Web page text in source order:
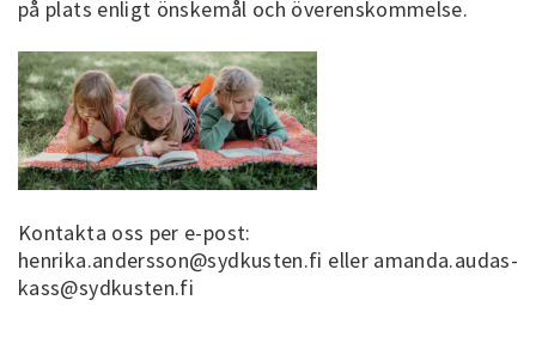
på plats enligt önskemål och överenskommelse.
Kontakta oss per e-post:
henrika.andersson@sydkusten.fi eller amanda.audas-
kass@sydkusten.fi